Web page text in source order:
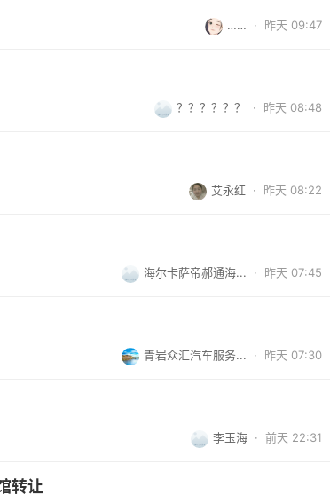
…… · 昨天 09:47
？？？？？？ · 昨天 08:48
艾永红 · 昨天 08:22
海尔卡萨帝郝通海... · 昨天 07:45
青岩众汇汽车服务... · 昨天 07:30
李玉海 · 前天 22:31
转让